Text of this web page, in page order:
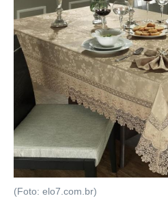
(Foto: elo7.com.br)